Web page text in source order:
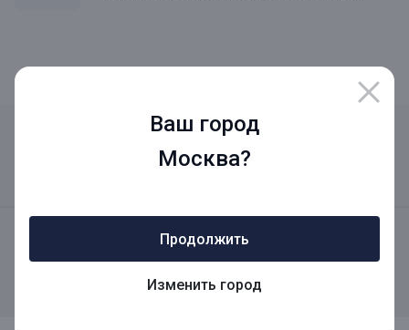
Ваш город
Москва?
Продолжить
Изменить город
Заполните заявку на кредит
Вероятность одобрения
35%
за заполнение шага 1